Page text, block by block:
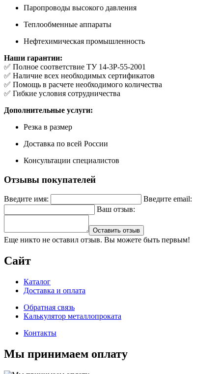
Паропроводы высокого давления
Теплообменные аппараты
Нефтехимическая промышленность
Наши гарантии:
✅ Полное соответствие ТУ 14-3Р-55-2001
✅ Наличие всех необходимых сертификатов
✅ Помощь в расчете необходимого количества
✅ Гибкие условия сотрудничества
Дополнительные услуги:
Резка в размер
Доставка по всей России
Консультации специалистов
Отзывы покупателей
Введите имя:
Введите email:
Ваш отзыв:
Оставить отзыв
Еще никто не оставил отзыв. Вы можете быть первым!
Сайт
Каталог
Доставка и оплата
Обратная связь
Калькулятор металлопроката
Контакты
Мы принимаем оплату